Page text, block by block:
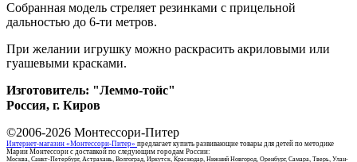
Собранная модель стреляет резинками с прицельной
дальностью до 6-ти метров.
При желании игрушку можно раскрасить акриловыми или
гуашевыми красками.
Изготовитель: "Леммо-тойс"
Россия, г. Киров
©2006-2026 Монтессори-Питер
Интернет-магазин «Монтессори-Питер» предлагает купить развивающие товары для детей по методике
Марии Монтессори с доставкой по следующим городам России:
Москва, Санкт-Петербург, Астрахань, Волгоград, Иркутск, Краснодар, Нижний Новгород, Оренбург, Самара, Тверь, Улан-